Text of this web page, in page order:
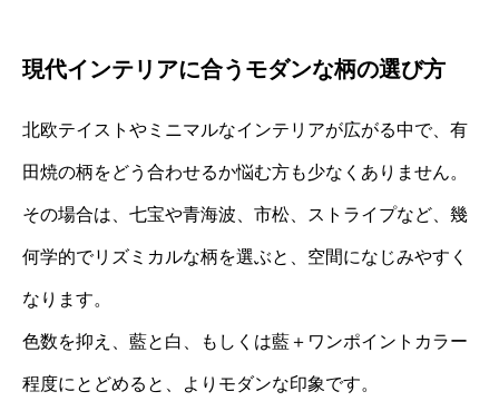
現代インテリアに合うモダンな柄の選び方
北欧テイストやミニマルなインテリアが広がる中で、有
田焼の柄をどう合わせるか悩む方も少なくありません。
その場合は、七宝や青海波、市松、ストライプなど、幾
何学的でリズミカルな柄を選ぶと、空間になじみやすく
なります。
色数を抑え、藍と白、もしくは藍＋ワンポイントカラー
程度にとどめると、よりモダンな印象です。